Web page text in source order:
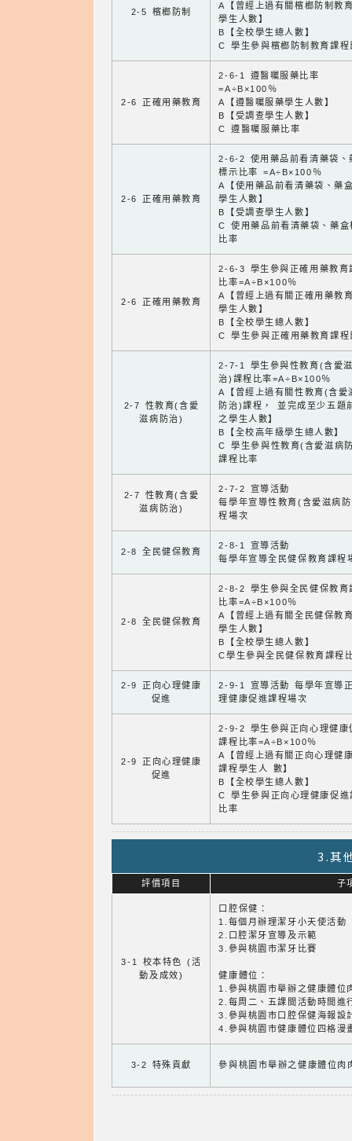
2-5 檳榔防制
A【曾經上過有關檳榔防制教
學生人數】
B【全校學生總人數】
C 學生參與檳榔防制教育課程
2-6 正確用藥教育
2-6-1 遵醫囑服藥比率
=A÷B×100％
A【遵醫囑服藥學生人數】
B【受調查學生人數】
C 遵醫囑服藥比率
2-6 正確用藥教育
2-6-2 使用藥品前看清藥袋、
標示比率 =A÷B×100％
A【使用藥品前看清藥袋、藥
學生人數】
B【受調查學生人數】
C 使用藥品前看清藥袋、藥盒
比率
2-6 正確用藥教育
2-6-3 學生參與正確用藥教育
比率=A÷B×100％
A【曾經上過有關正確用藥教
學生人數】
B【全校學生總人數】
C 學生參與正確用藥教育課程
2-7 性教育(含愛
滋病防治)
2-7-1 學生參與性教育(含愛
治)課程比率=A÷B×100％
A【曾經上過有關性教育(含愛
防治)課程， 並完成至少五題
之學生人數】
B【全校高年級學生總人數】
C 學生參與性教育(含愛滋病
課程比率
2-7 性教育(含愛
滋病防治)
2-7-2 宣導活動
每學年宣導性教育(含愛滋病
程場次
2-8 全民健保教育
2-8-1 宣導活動
每學年宣導全民健保教育課程
2-8 全民健保教育
2-8-2 學生參與全民健保教育
比率=A÷B×100％
A【曾經上過有關全民健保教
學生人數】
B【全校學生總人數】
C學生參與全民健保教育課程
2-9 正向心理健康
促進
2-9-1 宣導活動 每學年宣導
理健康促進課程場次
2-9 正向心理健康
促進
2-9-2 學生參與正向心理健康
課程比率=A÷B×100％
A【曾經上過有關正向心理健
課程學生人 數】
B【全校學生總人數】
C 學生參與正向心理健康促進
比率
3.其
評價項目 子
3-1 校本特色 (活
動及成效)
口腔保健：
1.每個月辦理潔牙小天使活動
2.口腔潔牙宣導及示範
3.參與桃園市潔牙比賽
健康體位：
1.參與桃園市舉辦之健康體位
2.每周二、五課間活動時間進
3.參與桃園市口腔保健海報設
4.參與桃園市健康體位四格漫
3-2 特殊貢獻 參與桃園市舉辦之健康體位肉